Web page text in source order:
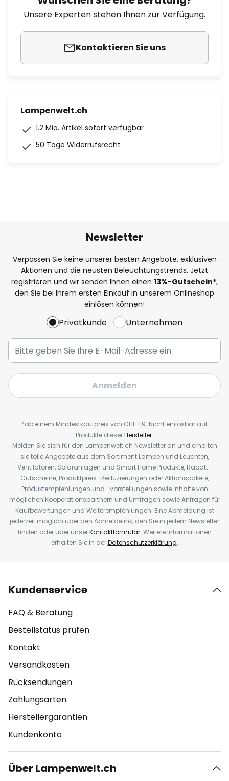
Unsere Experten stehen Ihnen zur Verfügung.
Kontaktieren Sie uns
Lampenwelt.ch
1.2 Mio. Artikel sofort verfügbar
50 Tage Widerrufsrecht
Newsletter
Verpassen Sie keine unserer besten Angebote, exklusiven
Aktionen und die neusten Beleuchtungstrends. Jetzt
registrieren und wir senden Ihnen einen 13%-Gutschein*,
den Sie bei Ihrem ersten Einkauf in unserem Onlineshop
einlösen können!
Privatkunde Unternehmen
Anmelden
*ab einem Mindestkaufpreis von CHF 119. Nicht einlösbar auf
Produkte dieserHersteller.
Melden Sie sich für den Lampenwelt.ch Newsletter an und erhalten
sie tolle Angebote aus dem Sortiment Lampen und Leuchten,
Ventilatoren, Solaranlagen und Smart Home Produkte, Rabatt-
Gutscheine, Produktpreis-Reduzierungen oder Aktionspakete,
Produktempfehlungen und -vorstellungen sowie Inhalte von
möglichen Kooperationspartnern und Umfragen sowie Anfragen für
Kaufbewertungen und Weiterempfehlungen. Eine Abmeldung ist
jederzeit möglich über den Abmeldelink, den Sie in jedem Newsletter
finden oder über unserKontaktformular. Weitere Informationen
erhalten Sie in derDatenschutzerklärung.
Kundenservice
FAQ & Beratung
Bestellstatus prüfen
Kontakt
Versandkosten
Rücksendungen
Zahlungsarten
Herstellergarantien
Kundenkonto
Über Lampenwelt.ch